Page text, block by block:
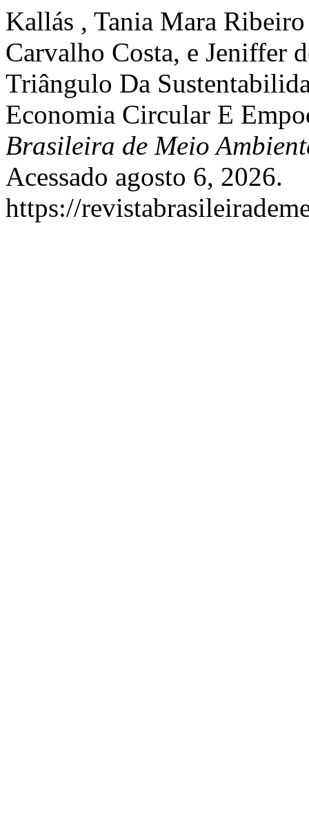
Kallás , Tania Mara
Carvalho Costa, e Jeniffer
Triângulo Da
Economia Circular E
Brasileira de Meio
Acessado agosto 6, 2026.
https://